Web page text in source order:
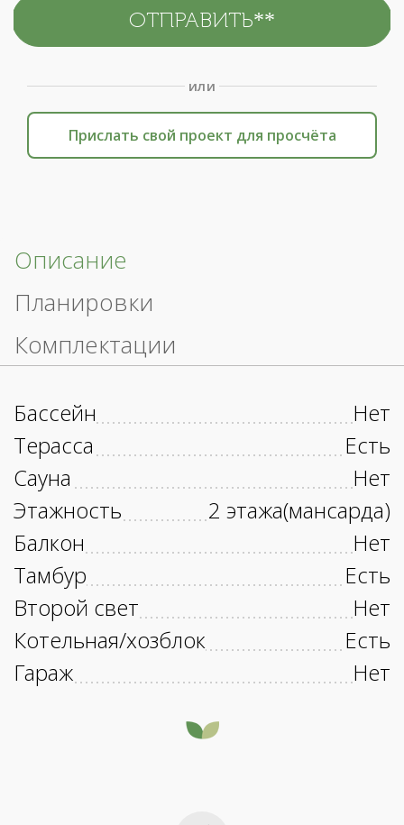
или
Прислать свой проект для просчёта
Описание
Планировки
Комплектации
Бассейн
Нет
Терасса
Есть
Сауна
Нет
Этажность
2 этажа(мансарда)
Балкон
Нет
Тамбур
Есть
Второй свет
Нет
Котельная/хозблок
Есть
Гараж
Нет